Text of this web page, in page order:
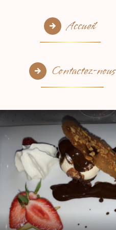
Accueil
Contactez-nous